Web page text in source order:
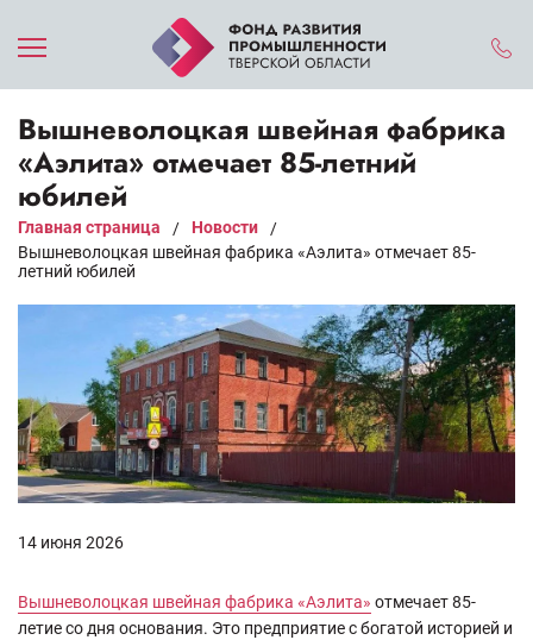
Вышневолоцкая швейная фабрика
«Аэлита» отмечает 85-летний
юбилей
Главная страница / Новости
/
Вышневолоцкая швейная фабрика «Аэлита» отмечает 85-
летний юбилей
14 июня 2026
Вышневолоцкая швейная фабрика «Аэлита» отмечает 85-
летие со дня основания. Это предприятие с богатой историей и